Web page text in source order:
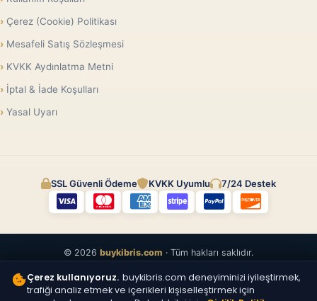
Çerez (Cookie) Politikası
Mesafeli Satış Sözleşmesi
KVKK Aydınlatma Metni
İptal & İade Koşulları
Yasal Uyarı
SSL Güvenli Ödeme KVKK Uyumlu 7/24 Destek
© 2026 buykibris.com · Tüm hakları saklıdır.
Çerez kullanıyoruz. buykibris.com deneyiminizi iyileştirmek,
trafiği analiz etmek ve içerikleri kişiselleştirmek için